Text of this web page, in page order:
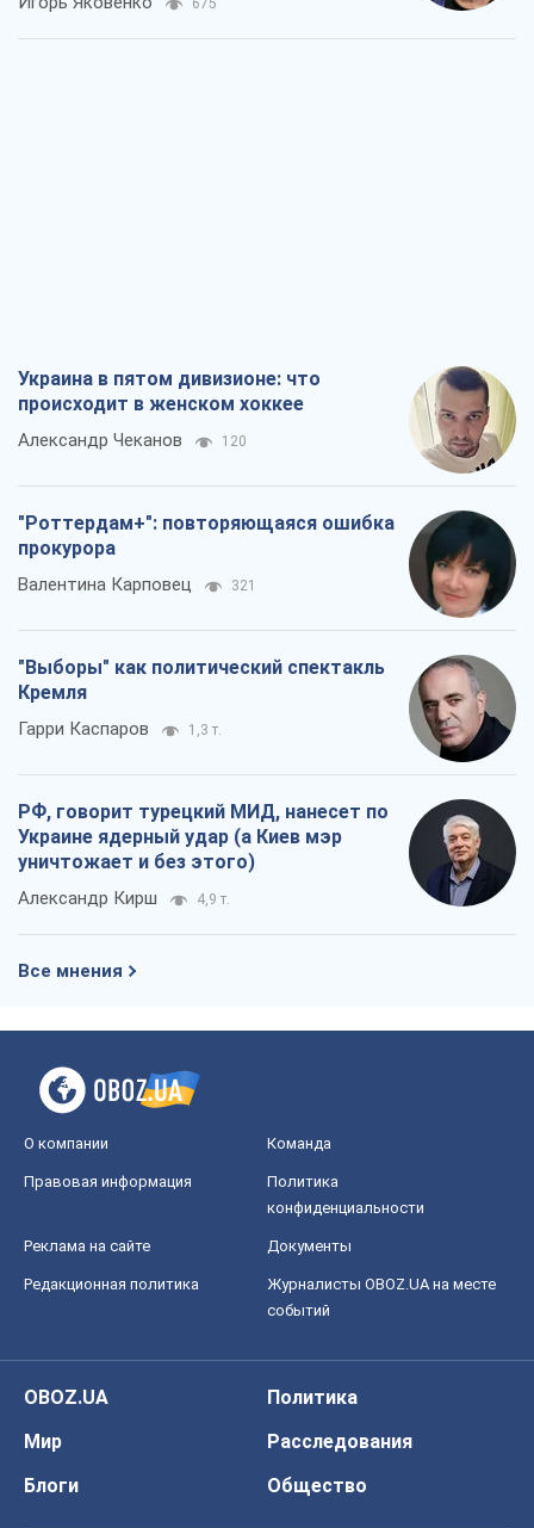
675
Украина в пятом дивизионе: что
происходит в женском хоккее
Александр Чеканов 120
"Роттердам+": повторяющаяся ошибка
прокурора
Валентина Карповец 321
"Выборы" как политический спектакль
Кремля
Гарри Каспаров 1,3 т.
РФ, говорит турецкий МИД, нанесет по
Украине ядерный удар (а Киев мэр
уничтожает и без этого)
Александр Кирш 4,9 т.
Все мнения
О компании Команда
Правовая информация
Политика
конфиденциальности
Реклама на сайте Документы
Редакционная политика
Журналисты OBOZ.UA на месте
событий
OBOZ.UA
Политика
Мир
Расследования
Блоги
Общество